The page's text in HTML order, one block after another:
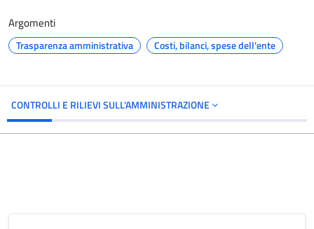
Argomenti
Trasparenza amministrativa Costi, bilanci, spese dell'ente
CONTROLLI E RILIEVI SULL'AMMINISTRAZIONE